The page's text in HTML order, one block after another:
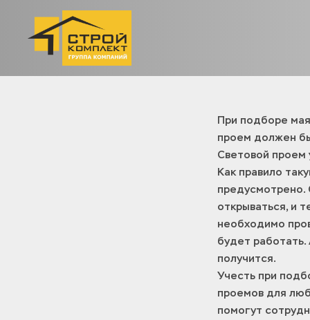
При подборе
проем должен
Световой проем
Как правило
предусмотрено.
открываться, и
необходимо
будет
получится.
Учесть при
проемов для
помогут